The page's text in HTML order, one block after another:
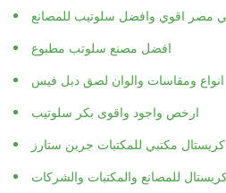
مصر اقوي وافضل سلوتيب للمصانع
افضل مصنع سلوتب مطبوع
انواع ومقاسات والوان لصق دبل فيس
ارخص واجود واقوى بكر سلوتيب
للمصانع والمكتبات والشركات